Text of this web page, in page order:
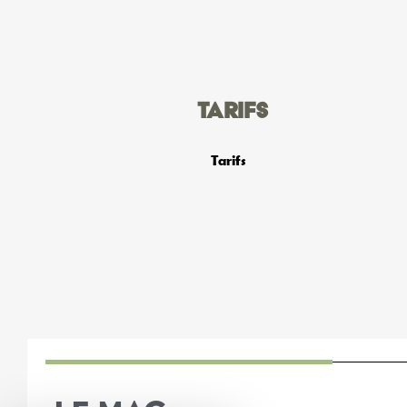
Tarifs
Tarifs